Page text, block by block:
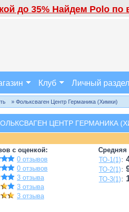
до 35% Найдем Polo по
Клуб Личный раздел
» Фольксваген Центр Германика (Химки)
ЦЕНТР ГЕРМАНИКА
с оценкой:
0 отзывов
0 отзывов
3 отзыва
3 отзыва
3 отзыва
Средняя
ТО-1(1):
ТО-2(1):
ТО-3(1):